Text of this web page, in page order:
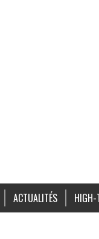
ACTUALITÉS HIGH-